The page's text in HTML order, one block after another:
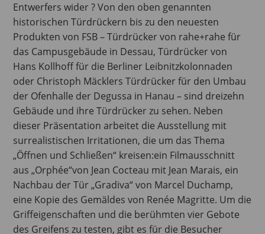
Entwerfers wider ? Von den oben genannten
historischen Türdrückern bis zu den neuesten
Produkten von FSB – Türdrücker von rahe+rahe für
das Campusgebäude in Dessau, Türdrücker von
Hans Kollhoff für die Berliner Leibnitzkolonnaden
oder Christoph Mäcklers Türdrücker für den Umbau
der Ofenhalle der Degussa in Hanau – sind dreizehn
Gebäude und ihre Türdrücker zu sehen. Neben
dieser Präsentation arbeitet die Ausstellung mit
surrealistischen Irritationen, die um das Thema
„Öffnen und Schließen“ kreisen:ein Filmausschnitt
aus „Orphée“von Jean Cocteau mit Jean Marais, ein
Nachbau der Tür „Gradiva“ von Marcel Duchamp,
eine Kopie des Gemäldes von Renée Magritte. Um die
Griffeigenschaften und die berühmten vier Gebote
des Greifens zu testen, gibt es für die Besucher